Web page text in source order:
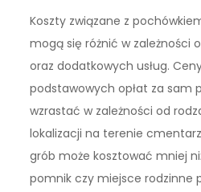
Koszty związane z
mogą się różnić w zależności
oraz dodatkowych usług.
podstawowych opłat za sam
wzrastać w zależności od
lokalizacji na terenie
grób może kosztować mniej
pomnik czy miejsce rodzinne